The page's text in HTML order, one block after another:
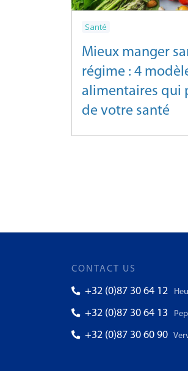
Santé
Mieux manger
régime : 4
alimentaires qui
de votre santé
CONTACT US
+32 (0)87 30 64 12
+32 (0)87 30 64 13
+32 (0)87 30 60 90